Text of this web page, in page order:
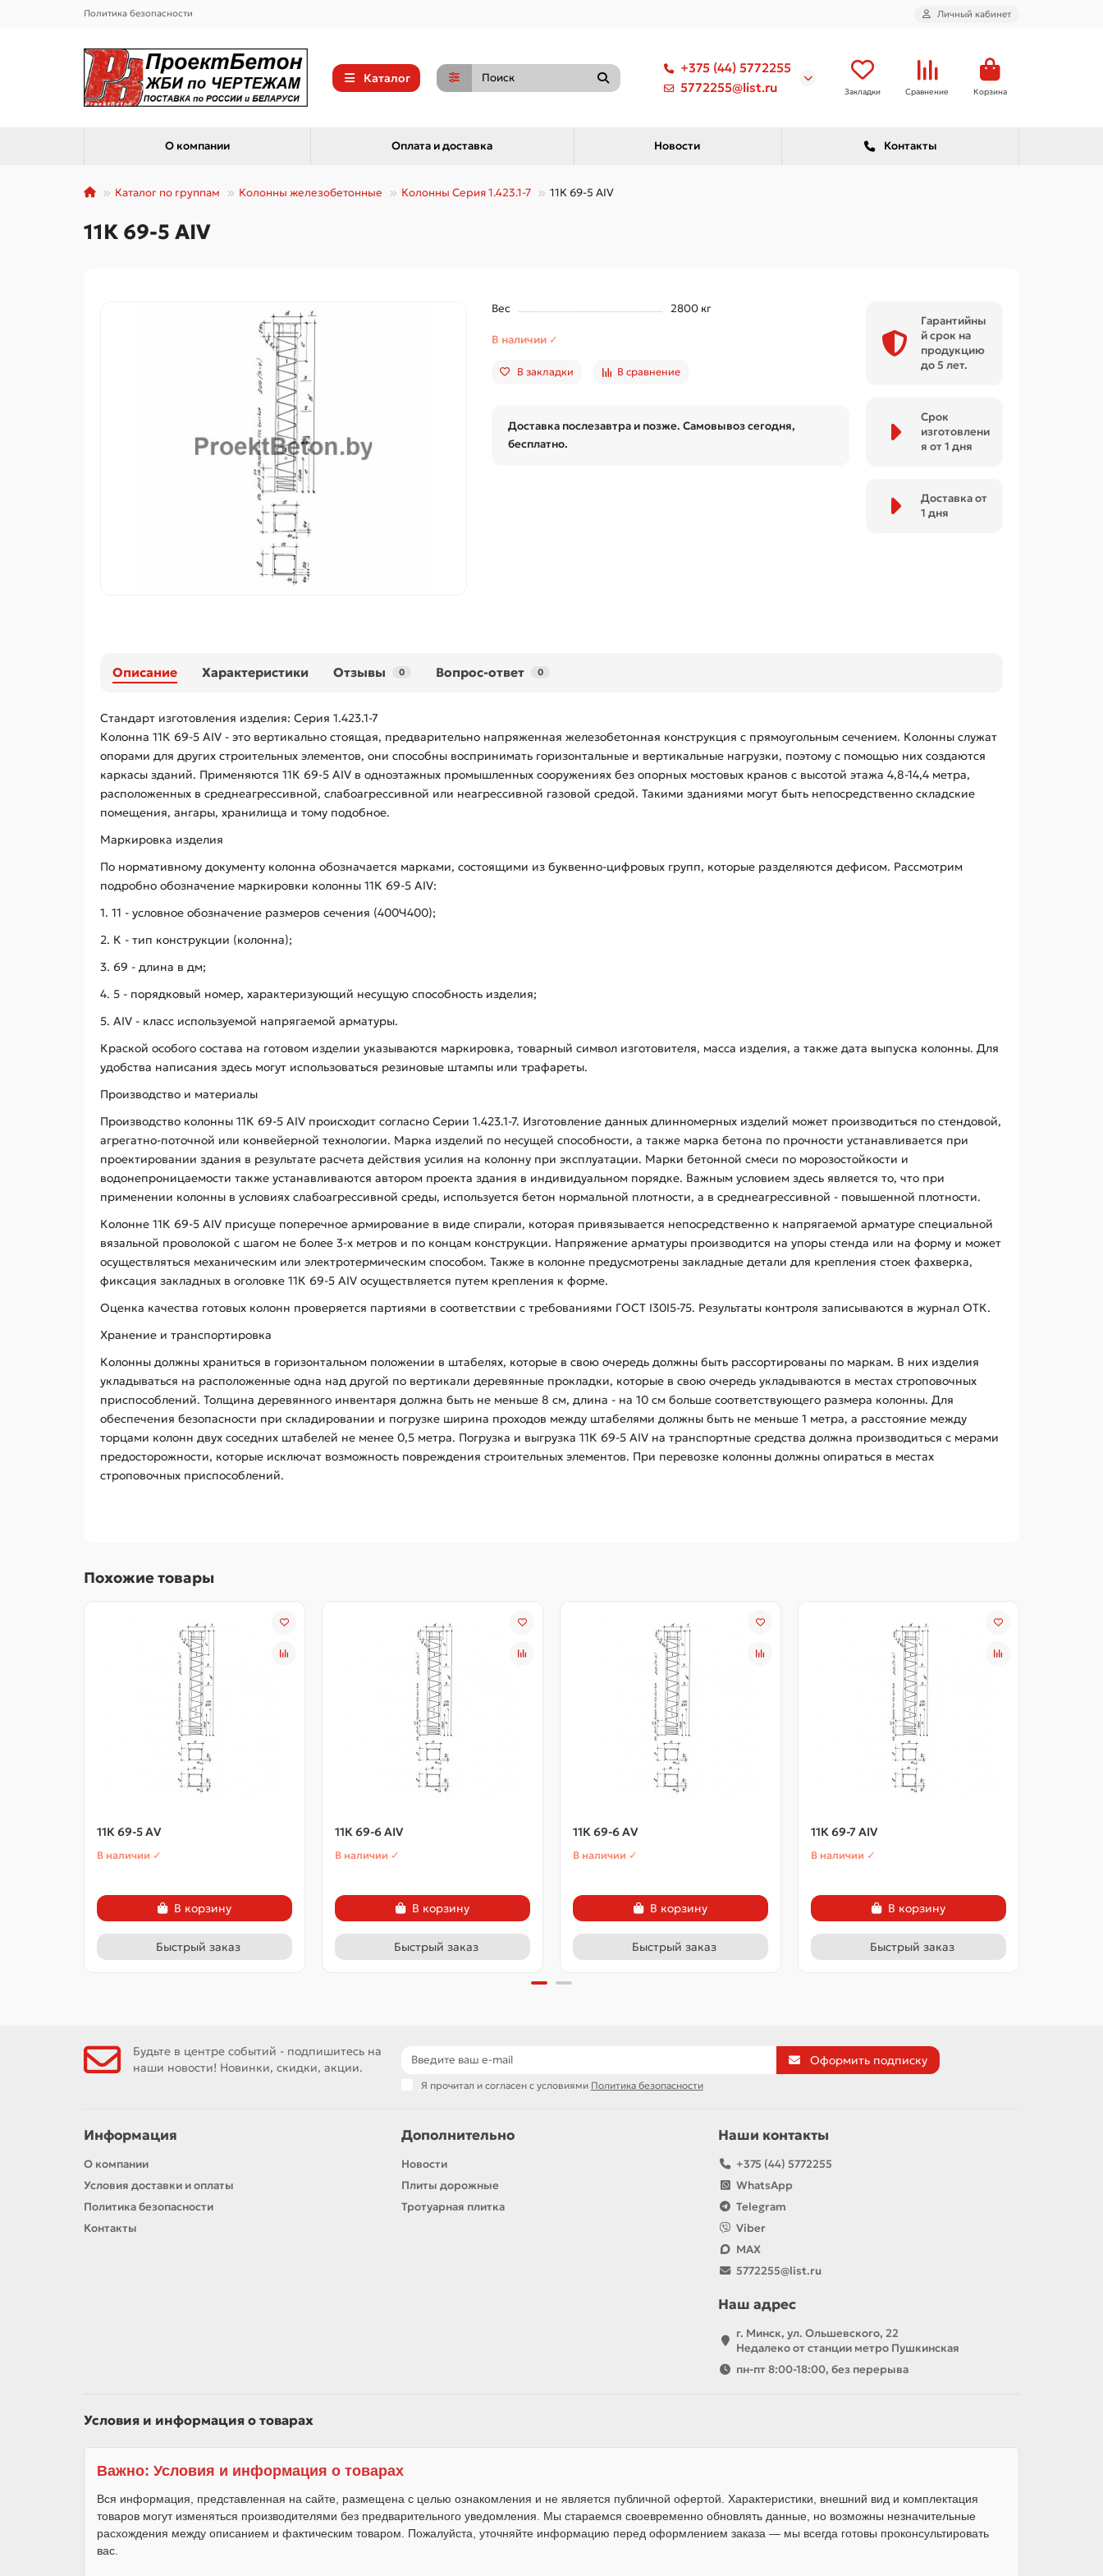
Политика безопасности Личный кабинет
Каталог
+375 (44) 5772255
5772255@list.ru
Закладки Сравнение Корзина
О компании Оплата и доставка Новости Контакты
Каталог по группам Колонны железобетонные Колонны Серия 1.423.1-7 11К 69-5 АIV
11К 69-5 АIV
Вес 2800 кг
В наличии ✓
В закладки В сравнение
Доставка послезавтра и позже. Самовывоз сегодня,
бесплатно.
Гарантийны
й срок на
продукцию
до 5 лет.
Срок
изготовлени
я от 1 дня
Доставка от
1 дня
Описание Характеристики Отзывы 0 Вопрос-ответ 0
Стандарт изготовления изделия: Серия 1.423.1-7
Колонна 11К 69-5 АIV - это вертикально стоящая, предварительно напряженная железобетонная конструкция с прямоугольным сечением. Колонны служат
опорами для других строительных элементов, они способны воспринимать горизонтальные и вертикальные нагрузки, поэтому с помощью них создаются
каркасы зданий. Применяются 11К 69-5 АIV в одноэтажных промышленных сооружениях без опорных мостовых кранов с высотой этажа 4,8-14,4 метра,
расположенных в среднеагрессивной, слабоагрессивной или неагрессивной газовой средой. Такими зданиями могут быть непосредственно складские
помещения, ангары, хранилища и тому подобное.
Маркировка изделия
По нормативному документу колонна обозначается марками, состоящими из буквенно-цифровых групп, которые разделяются дефисом. Рассмотрим
подробно обозначение маркировки колонны 11К 69-5 АIV:
1. 11 - условное обозначение размеров сечения (400Ч400);
2. К - тип конструкции (колонна);
3. 69 - длина в дм;
4. 5 - порядковый номер, характеризующий несущую способность изделия;
5. AIV - класс используемой напрягаемой арматуры.
Краской особого состава на готовом изделии указываются маркировка, товарный символ изготовителя, масса изделия, а также дата выпуска колонны. Для
удобства написания здесь могут использоваться резиновые штампы или трафареты.
Производство и материалы
Производство колонны 11К 69-5 АIV происходит согласно Серии 1.423.1-7. Изготовление данных длинномерных изделий может производиться по стендовой,
агрегатно-поточной или конвейерной технологии. Марка изделий по несущей способности, а также марка бетона по прочности устанавливается при
проектировании здания в результате расчета действия усилия на колонну при эксплуатации. Марки бетонной смеси по морозостойкости и
водонепроницаемости также устанавливаются автором проекта здания в индивидуальном порядке. Важным условием здесь является то, что при
применении колонны в условиях слабоагрессивной среды, используется бетон нормальной плотности, а в среднеагрессивной - повышенной плотности.
Колонне 11К 69-5 АIV присуще поперечное армирование в виде спирали, которая привязывается непосредственно к напрягаемой арматуре специальной
вязальной проволокой с шагом не более 3-х метров и по концам конструкции. Напряжение арматуры производится на упоры стенда или на форму и может
осуществляться механическим или электротермическим способом. Также в колонне предусмотрены закладные детали для крепления стоек фахверка,
фиксация закладных в оголовке 11К 69-5 АIV осуществляется путем крепления к форме.
Оценка качества готовых колонн проверяется партиями в соответствии с требованиями ГОСТ I30I5-75. Результаты контроля записываются в журнал ОТК.
Хранение и транспортировка
Колонны должны храниться в горизонтальном положении в штабелях, которые в свою очередь должны быть рассортированы по маркам. В них изделия
укладываться на расположенные одна над другой по вертикали деревянные прокладки, которые в свою очередь укладываются в местах строповочных
приспособлений. Толщина деревянного инвентаря должна быть не меньше 8 см, длина - на 10 см больше соответствующего размера колонны. Для
обеспечения безопасности при складировании и погрузке ширина проходов между штабелями должны быть не меньше 1 метра, а расстояние между
торцами колонн двух соседних штабелей не менее 0,5 метра. Погрузка и выгрузка 11К 69-5 АIV на транспортные средства должна производиться с мерами
предосторожности, которые исключат возможность повреждения строительных элементов. При перевозке колонны должны опираться в местах
строповочных приспособлений.
Похожие товары
11К 69-5 АV
В наличии ✓
В корзину
Быстрый заказ
11К 69-6 АIV
В наличии ✓
В корзину
Быстрый заказ
11К 69-6 АV
В наличии ✓
В корзину
Быстрый заказ
11К 69-7 АIV
В наличии ✓
В корзину
Быстрый заказ
Будьте в центре событий - подпишитесь на
наши новости! Новинки, скидки, акции.
Оформить подписку
Я прочитал и согласен с условиями Политика безопасности
Информация
О компании
Условия доставки и оплаты
Политика безопасности
Контакты
Дополнительно
Новости
Плиты дорожные
Тротуарная плитка
Наши контакты
+375 (44) 5772255
WhatsApp
Telegram
Viber
MAX
5772255@list.ru
Наш адрес
г. Минск, ул. Ольшевского, 22
Недалеко от станции метро Пушкинская
пн-пт 8:00-18:00, без перерыва
Условия и информация о товарах
Важно: Условия и информация о товарах
Вся информация, представленная на сайте, размещена с целью ознакомления и не является публичной офертой. Характеристики, внешний вид и комплектация
товаров могут изменяться производителями без предварительного уведомления. Мы стараемся своевременно обновлять данные, но возможны незначительные
расхождения между описанием и фактическим товаром. Пожалуйста, уточняйте информацию перед оформлением заказа — мы всегда готовы проконсультировать
вас.